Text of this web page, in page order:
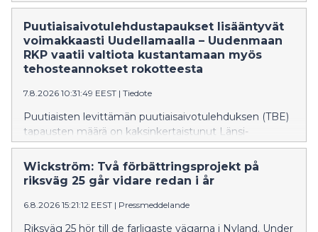
har TBE också börjat förekomma i östnyländska
kommuner, även om det handlar om tämligen få fall
tills vidare. Förra året dog fyra personer i Nyland av
TBE. Många av Finlands riskområden finns i Nyland.
Puutiaisaivotulehdustapaukset lisääntyvät
voimakkaasti Uudellamaalla – Uudenmaan
RKP vaatii valtiota kustantamaan myös
tehosteannokset rokotteesta
7.8.2026 10:31:49 EEST | Tiedote
Puutiaisten levittämän puutiaisaivotulehduksen (TBE)
tapausten määrä on kaksinkertaistunut Länsi-
Uudellamaalla tänä vuonna verrattuna viime vuoden
vastaavaan ajankohtaan – tapauksia on todettu tänä
kesänä jo 49, kun viime vuonna niitä oli 25. Viime
vuosien aikana TBE:tä on alkanut esiintyä myös Itä-
Uudenmaan kunnissa, vaikka tapausmäärät ovat
Wickström: Två förbättringsprojekt på
riksväg 25 går vidare redan i år
6.8.2026 15:21:12 EEST | Pressmeddelande
Riksväg 25 hör till de farligaste vägarna i Nyland. Under